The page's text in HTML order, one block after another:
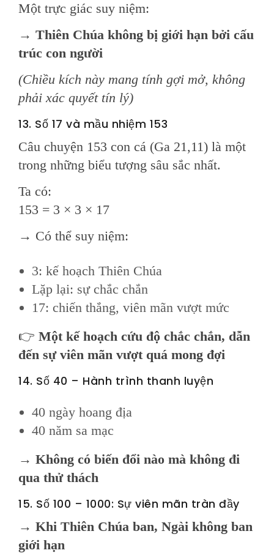
Một trực giác suy niệm:
→ Thiên Chúa không bị giới hạn bởi cấu
trúc con người
(Chiều kích này mang tính gợi mở, không
phải xác quyết tín lý)
13. Số 17 và mầu nhiệm 153
Câu chuyện 153 con cá (Ga 21,11) là một
trong những biểu tượng sâu sắc nhất.
Ta có:
153 = 3 × 3 × 17
→ Có thể suy niệm:
3: kế hoạch Thiên Chúa
Lặp lại: sự chắc chắn
17: chiến thắng, viên mãn vượt mức
👉 Một kế hoạch cứu độ chắc chắn, dẫn
đến sự viên mãn vượt quá mong đợi
14. Số 40 – Hành trình thanh luyện
40 ngày hoang địa
40 năm sa mạc
→ Không có biến đổi nào mà không đi
qua thử thách
15. Số 100 – 1000: Sự viên mãn tràn đầy
→ Khi Thiên Chúa ban, Ngài không ban
giới hạn